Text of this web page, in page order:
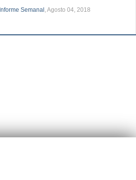
Informe Semanal , Agosto 04, 2018